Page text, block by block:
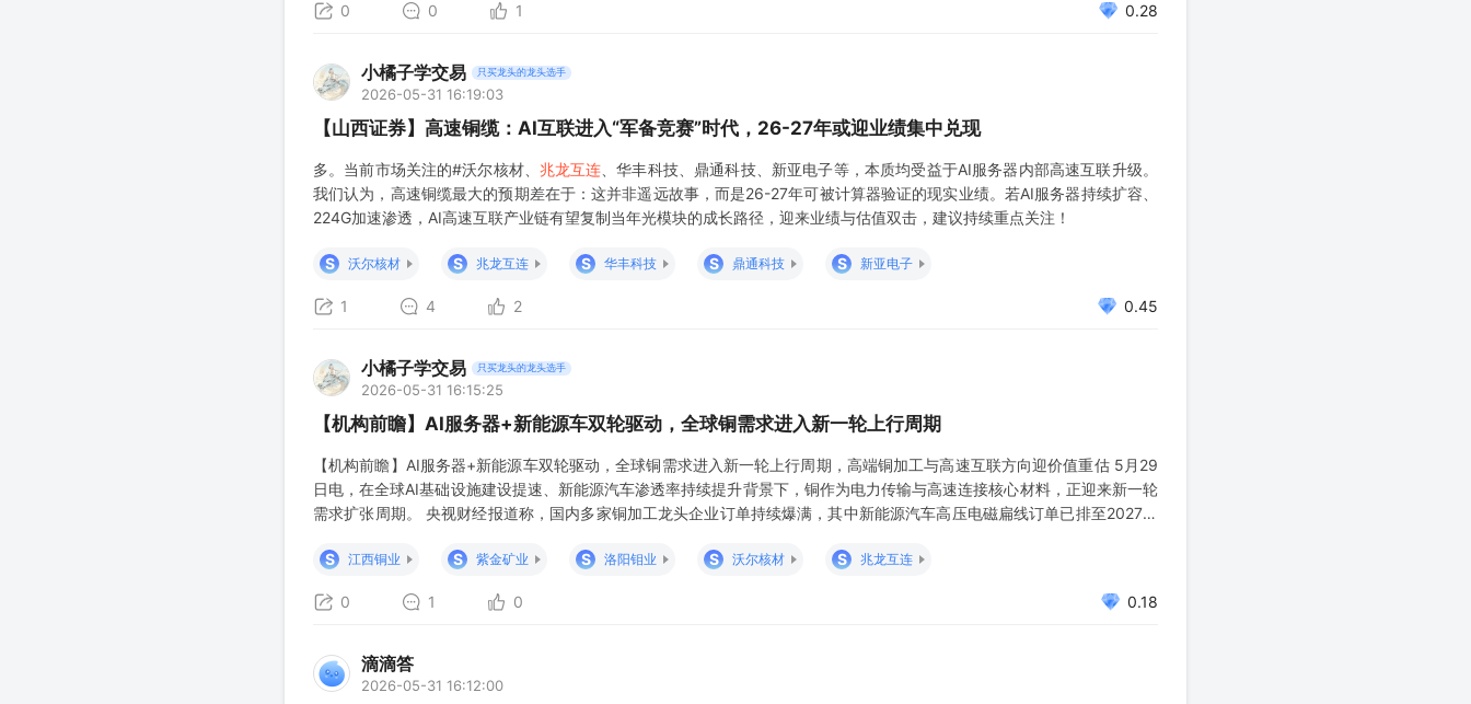
0 0 1 0.28
小橘子学交易 只买龙头的龙头选手
2026-05-31 16:19:03
【山西证券】高速铜缆：AI互联进入“军备竞赛”时代，26-27年或迎业绩集中兑现
多。当前市场关注的#沃尔核材、 兆龙互连 、华丰科技、鼎通科技、新亚电子等，本质均受益于AI服务器内部高速互联升级。
我们认为，高速铜缆最大的预期差在于：这并非遥远故事，而是26-27年可被计算器验证的现实业绩。若AI服务器持续扩容、
224G加速渗透，AI高速互联产业链有望复制当年光模块的成长路径，迎来业绩与估值双击，建议持续重点关注！
S 沃尔核材 S 兆龙互连 S 华丰科技 S 鼎通科技 S 新亚电子
1 4 2 0.45
小橘子学交易 只买龙头的龙头选手
2026-05-31 16:15:25
【机构前瞻】AI服务器+新能源车双轮驱动，全球铜需求进入新一轮上行周期
【机构前瞻】AI服务器+新能源车双轮驱动，全球铜需求进入新一轮上行周期，高端铜加工与高速互联方向迎价值重估 5月29
日电，在全球AI基础设施建设提速、新能源汽车渗透率持续提升背景下，铜作为电力传输与高速连接核心材料，正迎来新一轮
需求扩张周期。 央视财经报道称，国内多家铜加工龙头企业订单持续爆满，其中新能源汽车高压电磁扁线订单已排至2027年
有望达到74万吨，2028年进一步提升至13
S 江西铜业 S 紫金矿业 S 洛阳钼业 S 沃尔核材 S 兆龙互连
0 1 0 0.18
滴滴答
2026-05-31 16:12:00